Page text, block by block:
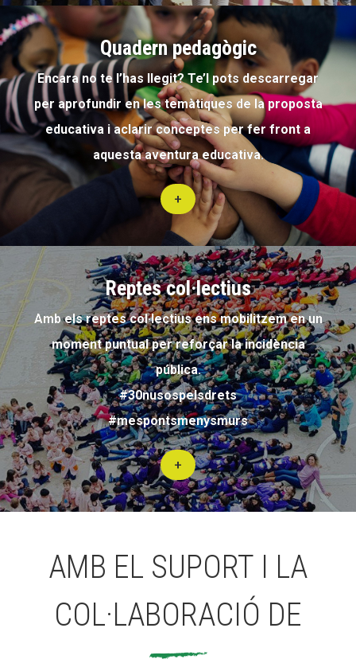
Quadern pedagògic
Encara no te l’has llegit? Te’l pots descarregar
per aprofundir en les temàtiques de la proposta
educativa i aclarir conceptes per fer front a
aquesta aventura educativa.
+
Reptes col·lectius
Amb els reptes col·lectius ens mobilitzem en un
moment puntual per reforçar la incidència
pública.
#30nusospelsdrets
#mespontsmenysmurs
+
AMB EL SUPORT I LA
COL·LABORACIÓ DE